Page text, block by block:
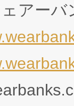
ェアー